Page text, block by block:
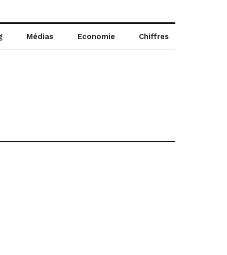
Médias Economie Chiffres